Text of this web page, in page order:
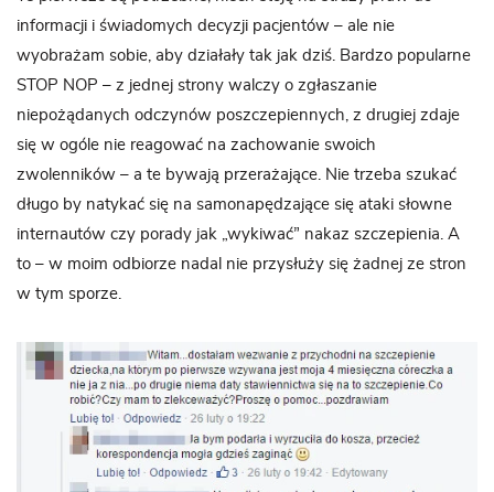
informacji i świadomych decyzji pacjentów – ale nie
wyobrażam sobie, aby działały tak jak dziś. Bardzo popularne
STOP NOP – z jednej strony walczy o zgłaszanie
niepożądanych odczynów poszczepiennych, z drugiej zdaje
się w ogóle nie reagować na zachowanie swoich
zwolenników – a te bywają przerażające. Nie trzeba szukać
długo by natykać się na samonapędzające się ataki słowne
internautów czy porady jak „wykiwać” nakaz szczepienia. A
to – w moim odbiorze nadal nie przysłuży się żadnej ze stron
w tym sporze.